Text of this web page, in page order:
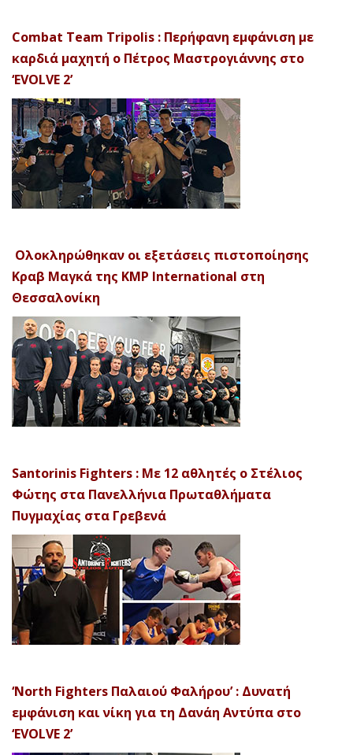
Combat Team Tripolis : Περήφανη εμφάνιση με
καρδιά μαχητή ο Πέτρος Μαστρογιάννης στο
‘EVOLVE 2’
Ολοκληρώθηκαν οι εξετάσεις πιστοποίησης
Κραβ Μαγκά της KMP International στη
Θεσσαλονίκη
Santorinis Fighters : Με 12 αθλητές ο Στέλιος
Φώτης στα Πανελλήνια Πρωταθλήματα
Πυγμαχίας στα Γρεβενά
‘North Fighters Παλαιού Φαλήρου’ : Δυνατή
εμφάνιση και νίκη για τη Δανάη Αντύπα στο
‘EVOLVE 2’